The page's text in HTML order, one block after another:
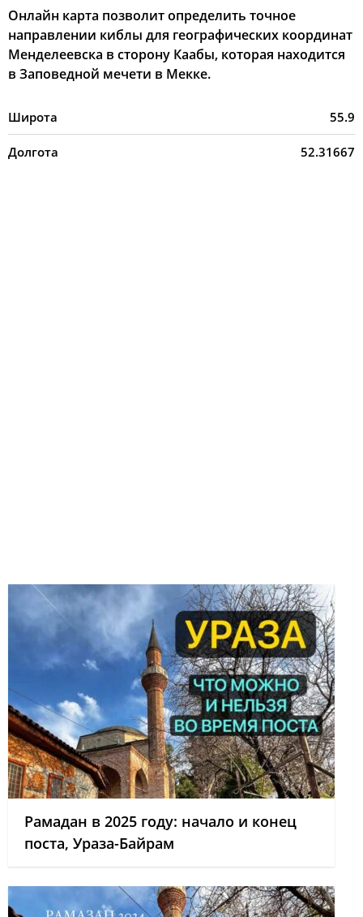
Онлайн карта позволит определить точное
направлении киблы для географических координат
Менделеевска в сторону Каабы, которая находится
в Заповедной мечети в Мекке.
Широта 55.9
Долгота 52.31667
Рамадан в 2025 году: начало и конец
поста, Ураза-Байрам